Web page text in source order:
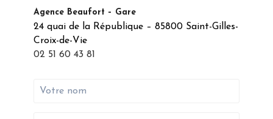
Agence Beaufort – Gare
24 quai de la République – 85800 Saint-Gilles-
Croix-de-Vie
02 51 60 43 81